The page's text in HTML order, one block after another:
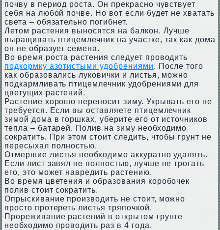
почву в период роста. Он прекрасно чувствует
себя на любой почве. Но вот если будет не хватать
света – обязательно погибнет.
Летом растения выносятся на балкон. Лучше
выращивать птицемлечник на участке, так как дома
он не образует семена.
Во время роста растения следует проводить
подкормку азотистыми удобрениями. После того
как образовались луковички и листья, можно
подкармливать птицемлечник удобрениями для
цветущих растений.
Растение хорошо переносит зиму. Укрывать его не
требуется. Если вы оставляете птицемлечник
зимой дома в горшках, уберите его от источников
тепла – батарей. Полив на зиму необходимо
сократить. При этом стоит следить, чтобы грунт не
пересыхал полностью.
Отмершие листья необходимо аккуратно удалять.
Если лист завял не полностью, лучше не трогать
его, это может навредить растению.
Во время цветения и образования коробочек
полив стоит сократить.
Опрыскивание производить не стоит, можно
просто протереть листья тряпочкой.
Прореживание растений в открытом грунте
необходимо проводить раз в 4 года.